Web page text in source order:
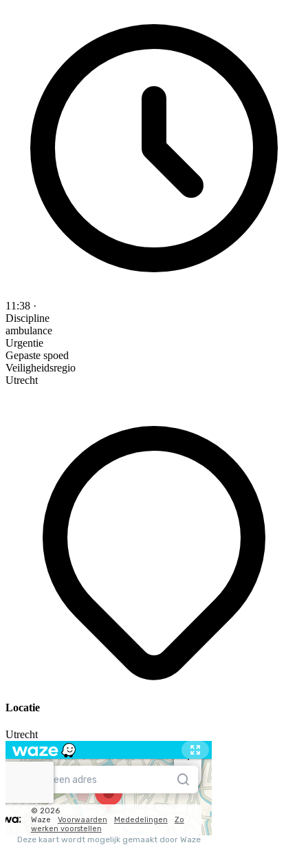
11:38 ·
Discipline
ambulance
Urgentie
Gepaste spoed
Veiligheidsregio
Utrecht
Locatie
Utrecht